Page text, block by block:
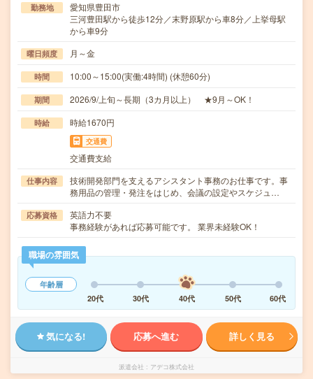
勤務地
愛知県豊田市
三河豊田駅から徒歩12分／末野原駅から車8分／上挙母駅
から車9分
曜日頻度 月～金
時間 10:00～15:00(実働:4時間) (休憩60分)
期間 2026/9/上旬～長期（3カ月以上） ★9月～OK！
時給 時給1670円
交通費
交通費支給
仕事内容
技術開発部門を支えるアシスタント事務のお仕事です。事
務用品の管理・発注をはじめ、会議の設定やスケジュ…
応募資格
英語力不要
事務経験があれば応募可能です。 業界未経験OK！
職場の雰囲気
年齢層
20代
30代 40代 50代 60代
気になる! 応募へ進む 詳しく見る
派遣会社 アデコ株式会社